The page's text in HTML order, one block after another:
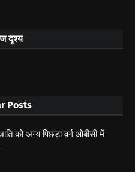
दृश्य
Posts
को अन्य पिछड़ा वर्ग ओबीसी में